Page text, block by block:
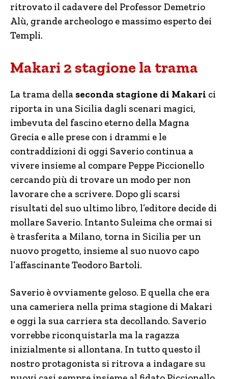
ritrovato il cadavere del Professor Demetrio
Alù, grande archeologo e massimo esperto dei
Templi.
Makari 2 stagione la trama
La trama della seconda stagione di Makari ci
riporta in una Sicilia dagli scenari magici,
imbevuta del fascino eterno della Magna
Grecia e alle prese con i drammi e le
contraddizioni di oggi Saverio continua a
vivere insieme al compare Peppe Piccionello
cercando più di trovare un modo per non
lavorare che a scrivere. Dopo gli scarsi
risultati del suo ultimo libro, l’editore decide di
mollare Saverio. Intanto Suleima che ormai si
è trasferita a Milano, torna in Sicilia per un
nuovo progetto, insieme al suo nuovo capo
l’affascinante Teodoro Bartoli.
Saverio è ovviamente geloso. E quella che era
una cameriera nella prima stagione di Makari
e oggi la sua carriera sta decollando. Saverio
vorrebbe riconquistarla ma la ragazza
inizialmente si allontana. In tutto questo il
nostro protagonista si ritrova a indagare su